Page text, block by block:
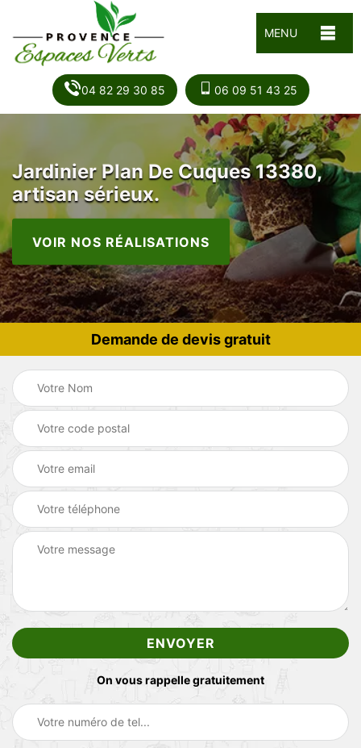
MENU
04 82 29 30 85 06 09 51 43 25
Jardinier Plan De Cuques 13380,
artisan sérieux.
VOIR NOS RÉALISATIONS
Demande de devis gratuit
On vous rappelle gratuitement